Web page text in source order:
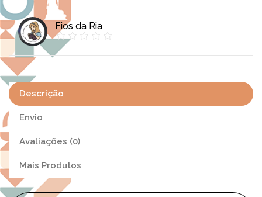
Fios da Ria
Descrição
Envio
Avaliações (0)
Mais Produtos